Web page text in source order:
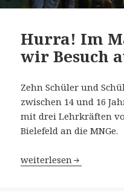
Hurra! Im
wir Besuch
Zehn Schüler und
zwischen 14 und 16
mit drei Lehrkräften
Bielefeld an die MNGe.
Hurra! Im Mai
weiterlesen